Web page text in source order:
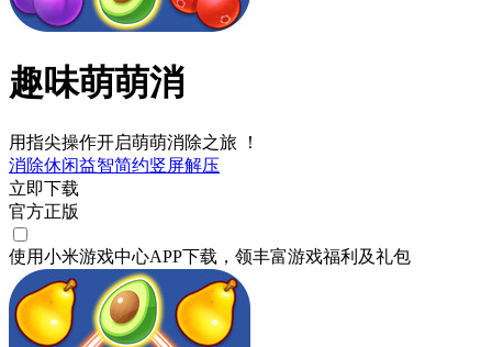
趣味萌萌消
用指尖操作开启萌萌消除之旅 ！
消除休闲益智简约竖屏解压
立即下载
官方正版
使用小米游戏中心APP下载 ，领丰富游戏福利 及礼包